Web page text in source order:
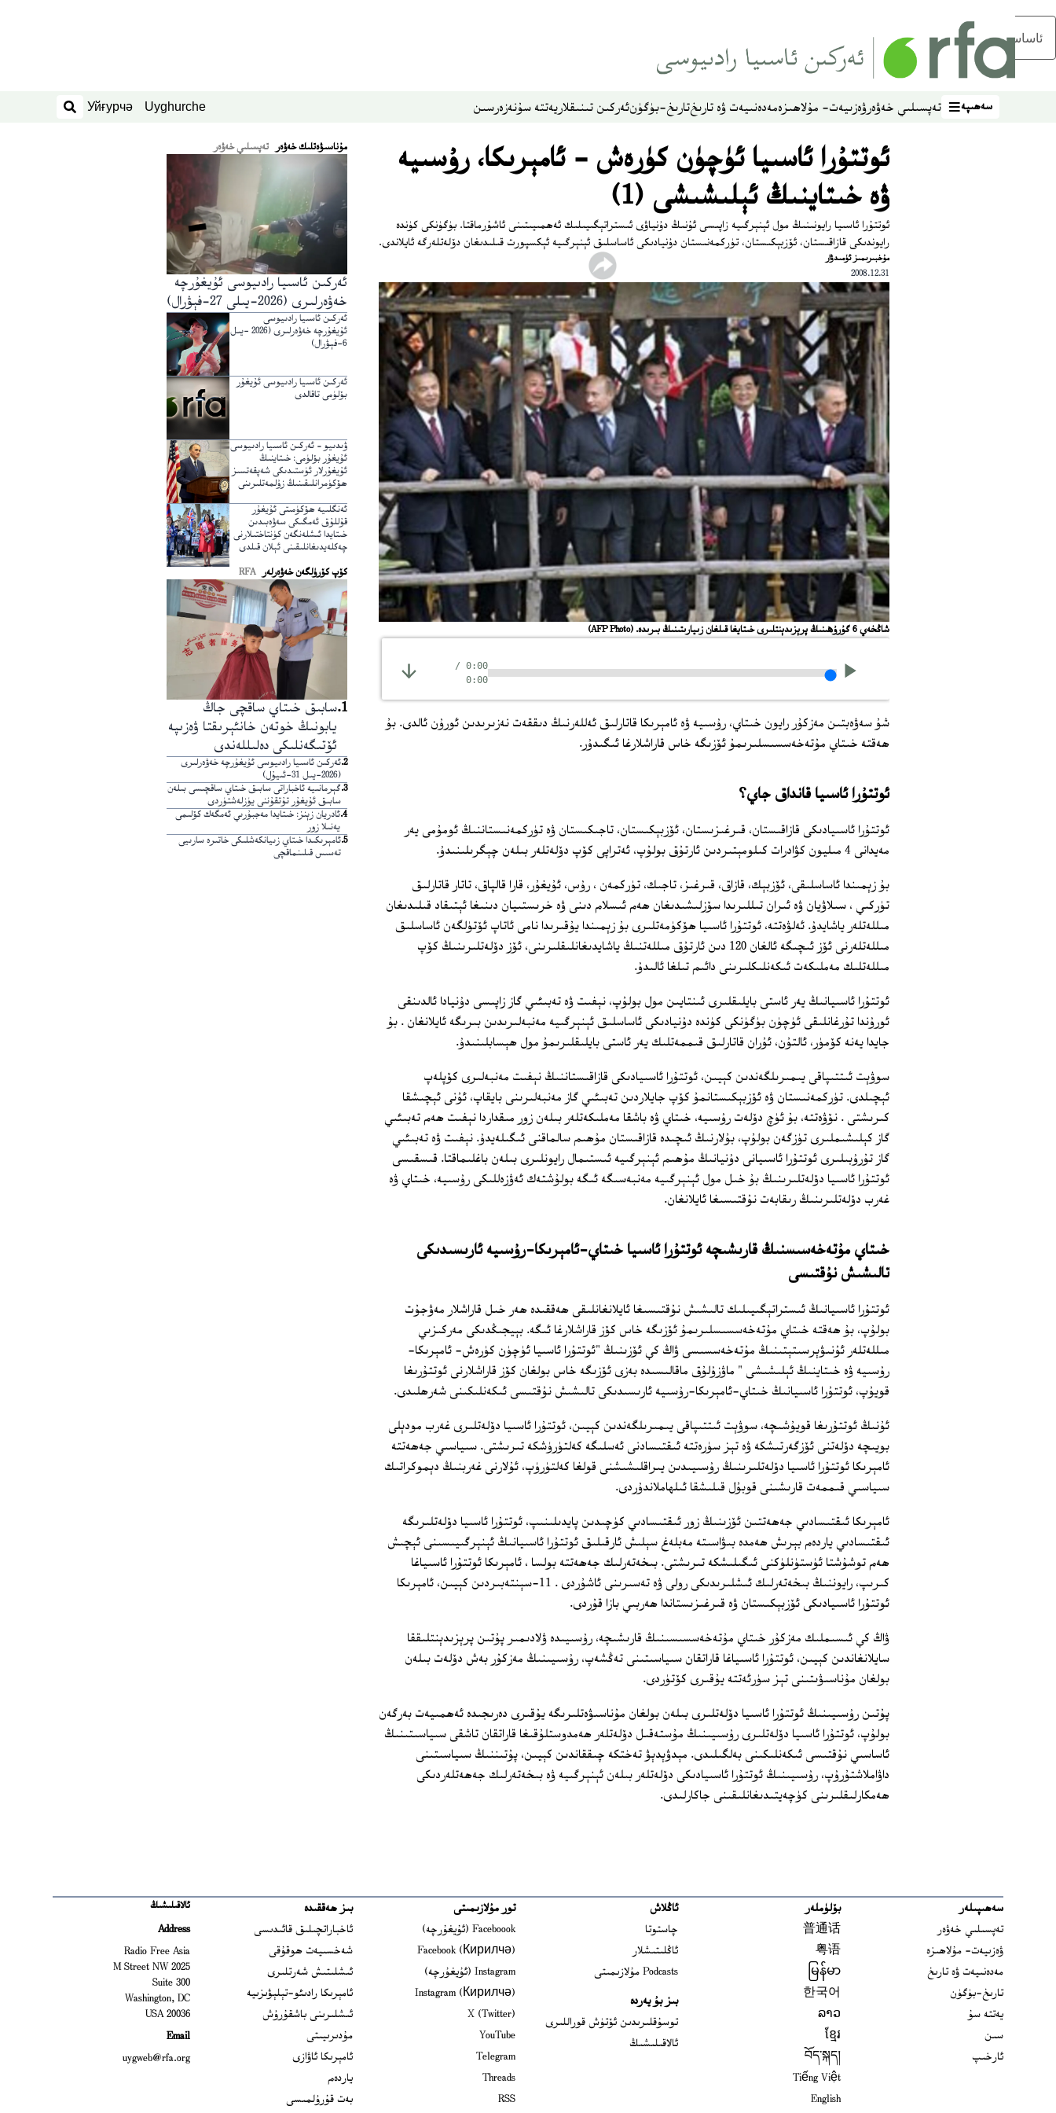
ئاساسلىق مەزمۇنغا ئاتلاڭ
سەھىپە
سەھىپە تەپسىلىي خەۋەرۋەزىيەت- مۇلاھىزەمەدەنىيەت ۋە تارىختارىخ-بۈگۈنئەركىن تىنىقلاريەتتە سۇنەزەرسىن Uyghurche
Уйғурчә
ئىزدەش
ئوتتۇرا ئاسىيا ئۈچۈن كۈرەش - ئامېرىكا، رۇسىيە
ۋە خىتاينىڭ ئېلىشىشى (1)
ئوتتۇرا ئاسىيا رايونىنىڭ مول ئېنېرگىيە زاپىسى ئۇنىڭ دۇنياۋى ئىستراتېگىيىلىك ئەھمىيىتىنى ئاشۇرماقتا. بۈگۈنكى كۈندە
رايوندىكى قازاقىستان، ئۆزبېكىستان، تۈركمەنىستان دۇنيادىكى ئاساسلىق ئېنېرگىيە ئېكسپورت قىلىدىغان دۆلەتلەرگە ئايلاندى.
ﻣﯘﺧﺒﯩﺮﯨﻤﯩﺰ ﺋﯜﻣﯩﺪﯞﺍﺭ
2008.12.31
ﺷﺎﯕﺨﻪﻱ 6 ﮔﯘﺭﯗﻫﯩﻨﯩﯔ ﭘﺮﯦﺰﯨﺪﯦﻨﺘﻠﯩﺮﻯ ﺧﯩﺘﺎﻳﻐﺎ ﻗﯩﻠﻐﺎﻥ ﺯﯨﻴﺎﺭﯨﺘﯩﻨﯩﯔ ﺑﯩﺮﯨﺪﻩ. (AFP Photo)
0:00
/
0:00
شۇ سەۋەبتىن مەزكۇر رايون خىتاي، رۇسىيە ۋە ئامېرىكا قاتارلىق ئەللەرنىڭ دىققەت نەزىرىدىن ئورۇن ئالدى. بۇ
ھەقتە خىتاي مۇتەخەسسىسلىرىمۇ ئۆزىگە خاس قاراشلارغا ئىگىدۇر.
ئوتتۇرا ئاسىيا قانداق جاي؟
ئوتتۇرا ئاسىيادىكى قازاقىستان، قىرغىزىستان، ئۆزبېكىستان، تاجىكىستان ۋە تۈركمەنىستاننىڭ ئومۇمى يەر
مەيدانى 4 مىليون كۋادرات كىلومېتىردىن ئارتۇق بولۇپ، ئەتراپى كۆپ دۆلەتلەر بىلەن چېگرىلىنىدۇ.
بۇ زېمىندا ئاساسلىقى، ئۆزبېك، قازاق، قىرغىز، تاجىك، تۈركمەن ، رۇس، ئۇيغۇر، قارا قالپاق، تاتار قاتارلىق
تۈركىي ، سىلاۋيان ۋە ئىران تىللىرىدا سۆزلىشىدىغان ھەم ئىسلام دىنى ۋە خرىستىيان دىنىغا ئېتىقاد قىلىدىغان
مىللەتلەر ياشايدۇ. ئەلۋەتتە، ئوتتۇرا ئاسىيا ھۆكۈمەتلىرى بۇ زېمىندا يۇقىرىدا نامى ئاتاپ ئۆتۈلگەن ئاساسلىق
مىللەتلەرنى ئۆز ئىچىگە ئالغان 120 دىن ئارتۇق مىللەتنىڭ ياشايدىغانلىقلىرىنى، ئۆز دۆلەتلىرىنىڭ كۆپ
مىللەتلىك مەملىكەت ئىكەنلىكلىرىنى دائىم تىلغا ئالىدۇ.
ئوتتۇرا ئاسىيانىڭ يەر ئاستى بايلىقلىرى ئىنتايىن مول بولۇپ، نېفىت ۋە تەبىئىي گاز زاپىسى دۇنيادا ئالدىنقى
ئورۇندا تۇرغانلىقى ئۈچۈن بۈگۈنكى كۈندە دۇنيادىكى ئاساسلىق ئېنېرگىيە مەنبەلىرىدىن بىرىگە ئايلانغان . بۇ
جايدا يەنە كۆمۈر، ئالتۇن، ئۇران قاتارلىق قىممەتلىك يەر ئاستى بايلىقلىرىمۇ مول ھېسابلىنىدۇ.
سوۋېت ئىتتىپاقى يىمىرىلگەندىن كېيىن، ئوتتۇرا ئاسىيادىكى قازاقىستاننىڭ نېفىت مەنبەلىرى كۆپلەپ
ئېچىلدى. تۈركمەنىستان ۋە ئۆزبېكىستانمۇ كۆپ جايلاردىن تەبىئىي گاز مەنبەلىرىنى بايقاپ، ئۇنى ئېچىشقا
كىرىشتى . نۆۋەتتە، بۇ ئۈچ دۆلەت رۇسىيە، خىتاي ۋە باشقا مەملىكەتلەر بىلەن زور مىقداردا نېفىت ھەم تەبىئىي
گاز كېلىشىملىرى تۈزگەن بولۇپ، بۇلارنىڭ ئىچىدە قازاقىستان مۇھىم سالماقنى ئىگىلەيدۇ. نېفىت ۋە تەبىئىي
گاز تۇرۇبىلىرى ئوتتۇرا ئاسىيانى دۇنيانىڭ مۇھىم ئېنېرگىيە ئىستىمال رايونلىرى بىلەن باغلىماقتا. قىسقىسى
ئوتتۇرا ئاسىيا دۆلەتلىرىنىڭ بۇ خىل مول ئېنېرگىيە مەنبەسىگە ئىگە بولۇشتەك ئەۋزەللىكى رۇسىيە، خىتاي ۋە
غەرب دۆلەتلىرىنىڭ رىقابەت نۇقتىسىغا ئايلانغان.
خىتاي مۇتەخەسىسنىڭ قارىشىچە ئوتتۇرا ئاسىيا خىتاي-ئامېرىكا-رۇسىيە ئارىسىدىكى
تالىشىش نۇقتىسى
ئوتتۇرا ئاسىيانىڭ ئىستراتېگىيىلىك تالىشىش نۇقتىسىغا ئايلانغانلىقى ھەققىدە ھەر خىل قاراشلار مەۋجۇت
بولۇپ، بۇ ھەقتە خىتاي مۇتەخەسسىسلىرىمۇ ئۆزىگە خاس كۆز قاراشلارغا ئىگە. بېيجىڭدىكى مەركىزىي
مىللەتلەر ئۇنىۋېرسىتېتىنىڭ مۇتەخەسسىسى ۋاڭ كې ئۆزىنىڭ "ئوتتۇرا ئاسىيا ئۈچۈن كۈرەش- ئامېرىكا-
رۇسىيە ۋە خىتاينىڭ ئېلىشىشى " ماۋزۇلۇق ماقالىسىدە بەزى ئۆزىگە خاس بولغان كۆز قاراشلارنى ئوتتۇرىغا
قويۇپ، ئوتتۇرا ئاسىيانىڭ خىتاي-ئامېرىكا-رۇسىيە ئارىسىدىكى تالىشىش نۇقتىسى ئىكەنلىكىنى شەرھلىدى.
ئۇنىڭ ئوتتۇرىغا قويۇشىچە، سوۋېت ئىتتىپاقى يىمىرىلگەندىن كېيىن، ئوتتۇرا ئاسىيا دۆلەتلىرى غەرب مودېلى
بويىچە دۆلەتنى ئۆزگەرتىشكە ۋە تېز سۈرەتتە ئىقتىسادنى ئەسلىگە كەلتۈرۈشكە تىرىشتى. سىياسىي جەھەتتە
ئامېرىكا ئوتتۇرا ئاسىيا دۆلەتلىرىنىڭ رۇسىيىدىن يىراقلىشىشنى قولغا كەلتۈرۈپ، ئۇلارنى غەربنىڭ دېموكراتىك
سىياسىي قىممەت قارىشىنى قوبۇل قىلىشقا ئىلھاملاندۇردى.
ئامېرىكا ئىقتىسادىي جەھەتتىن ئۆزىنىڭ زور ئىقتىسادىي كۈچىدىن پايدىلىنىپ، ئوتتۇرا ئاسىيا دۆلەتلىرىگە
ئىقتىسادىي ياردەم بېرىش ھەمدە بىۋاسىتە مەبلەغ سېلىش ئارقىلىق ئوتتۇرا ئاسىيانىڭ ئېنېرگىيىسىنى ئېچىش
ھەم توشۇشتا ئۈستۈنلۈكنى ئىگىلىشكە تىرىشتى. بىخەتەرلىك جەھەتتە بولسا ، ئامېرىكا ئوتتۇرا ئاسىياغا
كىرىپ، رايوننىڭ بىخەتەرلىك ئىشلىرىدىكى رولى ۋە تەسىرىنى ئاشۇردى . 11-سېنتەبىردىن كېيىن، ئامېرىكا
ئوتتۇرا ئاسىيادىكى ئۆزبېكىستان ۋە قىرغىزىستاندا ھەربىي بازا قۇردى.
ۋاڭ كې ئىسىملىك مەزكۇر خىتاي مۇتەخەسسىسىنىڭ قارىشىچە، رۇسىيىدە ۋلادىمىر پۇتىن پرېزىدېنتلىققا
سايلانغاندىن كېيىن، ئوتتۇرا ئاسىياغا قاراتقان سىياسىتىنى تەڭشەپ، رۇسىيىنىڭ مەزكۇر بەش دۆلەت بىلەن
بولغان مۇناسىۋىتىنى تېز سۈرئەتتە يۇقىرى كۆتۈردى.
پۇتىن رۇسىيىنىڭ ئوتتۇرا ئاسىيا دۆلەتلىرى بىلەن بولغان مۇناسىۋەتلىرىگە يۇقىرى دەرىجىدە ئەھمىيەت بەرگەن
بولۇپ، ئوتتۇرا ئاسىيا دۆلەتلىرى رۇسىيىنىڭ مۇستەقىل دۆلەتلەر ھەمدوستلۇقىغا قاراتقان تاشقى سىياسىتىنىڭ
ئاساسىي نۇقتىسى ئىكەنلىكىنى بەلگىلىدى. مېدۋېدېۋ تەختكە چىققاندىن كېيىن، پۇتىننىڭ سىياسىتىنى
داۋاملاشتۇرۇپ، رۇسىيىنىڭ ئوتتۇرا ئاسىيادىكى دۆلەتلەر بىلەن ئېنېرگىيە ۋە بىخەتەرلىك جەھەتلەردىكى
ھەمكارلىقلىرىنى كۈچەيتىدىغانلىقىنى جاكارلىدى.
ﻣﯘﻧﺎﺳﯩﯟﻩﺗﻠﯩﻚ ﺧﻪﯞﻩﺭ تەپسىلىي خەۋەر
ئەركىن ئاسىيا رادىيوسى ئۇيغۇرچە
خەۋەرلىرى (2026-يىلى 27-فېۋرال)
ئەركىن ئاسىيا رادىيوسى
ئۇيغۇرچە خەۋەرلىرى (2026 -يىل
6-فېۋرال)
ئەركىن ئاسىيا رادىيوسى ئۇيغۇر
بۆلۈمى تاقالدى
ۋىدىيو – ئەركىن ئاسىيا رادىيوسى
ئۇيغۇر بۆلۈمى: خىتاينىڭ
ئۇيغۇرلار ئۈستىدىكى شەپقەتسىز
ھۆكۈمرانلىقىنىڭ زۇلمەتلىرىنى
ئەنگلىيە ھۆكۈمىتى ئۇيغۇر
قۇللۇق ئەمگىكى سەۋەبىدىن
خىتايدا ئىشلەنگەن كۈنتاختىلارنى
چەكلەيدىغانلىقىنى ئېلان قىلدى
كۆپ كۆرۈلگەن خەۋەرلەر
RFA
1
.سابىق خىتاي ساقچى جاڭ
يابونىڭ خوتەن خانئېرىقتا ۋەزىپە
ئۆتىگەنلىكى دەلىللەندى
2
.ئەركىن ئاسىيا رادىيوسى ئۇيغۇرچە خەۋەرلىرى
(2026-يىل 31-ئىيۇل)
3
.گېرمانىيە ئاخباراتى سابىق خىتاي ساقچىسى بىلەن
سابىق ئۇيغۇر تۇتقۇننى يۈزلەشتۈردى
4
.ئادريان زېنز: خىتايدا مەجبۇرىي ئەمگەك كۆلىمى
يەنىلا زور
5
.ئامېرىكىدا خىتاي زىيانكەشلىكى خاتىرە سارىيى
تەسىس قىلىنماقچى
سەھىپىلەر
تەپسىلىي خەۋەر
ۋەزىيەت- مۇلاھىزە
مەدەنىيەت ۋە تارىخ
تارىخ-بۈگۈن
يەتتە سۇ
سىن
ئارخىپ
بۆلۈملەر
普通话
粤语
မြန်မာ
한국어
ລາວ
ខ្មែរ
བོད་སྐད།
Tiếng Việt
English
ئاڭلاش
چاستوتا
ئاڭلىتىشلار
Podcasts مۇلازىمىتى
بىز بۇ يەردە
توسۇقلىرىدىن ئۆتۈش قوراللىرى Opens in new window
ئالاقىلىشىڭ
تور مۇلازىمىتى
Faceboook (ئۇيغۇرچە)
Opens in new window
Facebook (Кирилчә)
Opens in new window
Instagram (ئۇيغۇرچە)
Opens in new window
Instagram (Кирилчә)
Opens in new window
X (Twitter)
Opens in new window
YouTube
Opens in new window
Telegram
Opens in new window
Threads
Opens in new window
RSS
بىز ھەققىدە
ئاخباراتچىلىق قائىدىسى
شەخسىيەت ھوقۇقى
ئىشلىتىش شەرتلىرى
ئامېرىكا رادىئو-تېلېۋىزىيە
ئىشلىرىنى باشقۇرۇش
مۇدىرىيىتى
ئامېرىكا ئاۋازى
ياردەم
بەت قۇرۇلمىسى
ئالاقىلىشىڭ
Address
Radio Free Asia
2025 M Street NW
Suite 300
Washington, DC
20036 USA
Email
uygweb@rfa.org